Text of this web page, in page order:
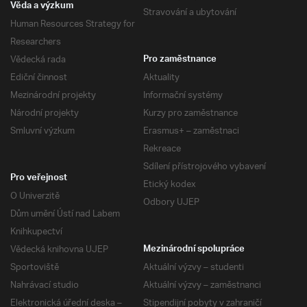
Stravování a ubytování
Věda a výzkum
Human Resources Strategy for
Researchers
Vědecká rada
Ediční činnost
Mezinárodní projekty
Národní projekty
Smluvní výzkum
Pro zaměstnance
Aktuality
Informační systémy
Kurzy pro zaměstnance
Erasmus+ – zaměstnaci
Rekreace
Sdílení přístrojového vybavení
Etický kodex
Odbory UJEP
Pro veřejnost
O Univerzitě
Dům umění Ústí nad Labem
Knihkupectví
Vědecká knihovna UJEP
Sportoviště
Nahrávací studio
Elektronická úřední deska –
Mezinárodní spolupráce
Aktuální výzvy – studenti
Aktuální výzvy – zaměstnanci
Stipendijní pobyty v zahraničí